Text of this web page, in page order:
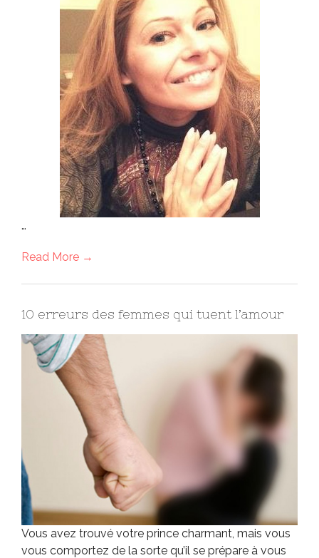
…
Read More →
10 erreurs des femmes qui tuent l’amour
Vous avez trouvé votre prince charmant, mais vous
vous comportez de la sorte qu’il se prépare à vous